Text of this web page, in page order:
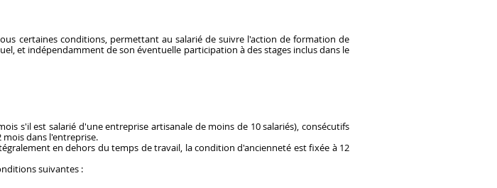
certaines conditions, permettant au salarié de suivre l'action de formation de
et indépendamment de son éventuelle participation à des stages inclus dans le
s'il est salarié d'une entreprise artisanale de moins de 10 salariés), consécutifs
dans l'entreprise.
en dehors du temps de travail, la condition d'ancienneté est fixée à 12
suivantes :